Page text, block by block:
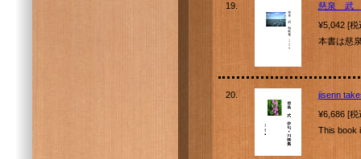
19.
慈泉 武
¥5,042 [
本書は慈
20.
jisenn
¥6,686 [
This book